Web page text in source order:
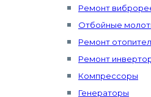
Ремонт
Отбойные
Ремонт
Ремонт
Компрессоры
Генераторы